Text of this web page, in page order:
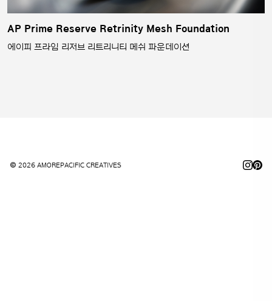
AP Prime Reserve Retrinity Mesh Foundation
에이피 프라임 리저브 리트리니티 메쉬 파운데이션
© 2026 AMOREPACIFIC CREATIVES